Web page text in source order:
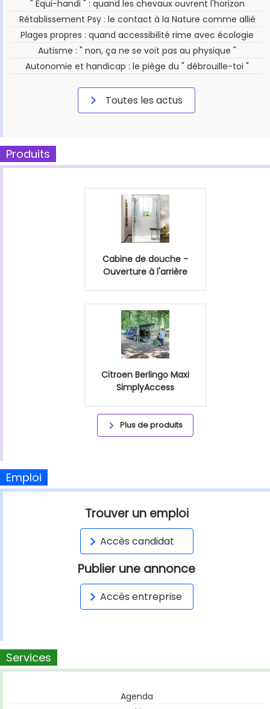
" Équi-handi " : quand les chevaux ouvrent l'horizon
Rétablissement Psy : le contact à la Nature comme allié
Plages propres : quand accessibilité rime avec écologie
Autisme : " non, ça ne se voit pas au physique "
Autonomie et handicap : le piège du " débrouille-toi "
Toutes les actus
Produits
Cabine de douche -
Ouverture à l'arrière
Citroen Berlingo Maxi
SimplyAccess
Plus de produits
Emploi
Trouver un emploi
Accès candidat
Publier une annonce
Accès entreprise
Services
Agenda